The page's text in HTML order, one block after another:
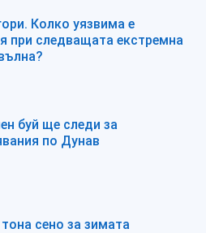
Колко уязвима е
при следващата екстремна
буй ще следи за
по Дунав
сено за зимата